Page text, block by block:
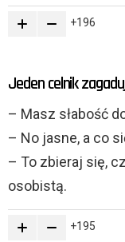
196
Jeden celnik
– Masz słabość
– No jasne, a co
– To zbieraj się,
osobistą.
195